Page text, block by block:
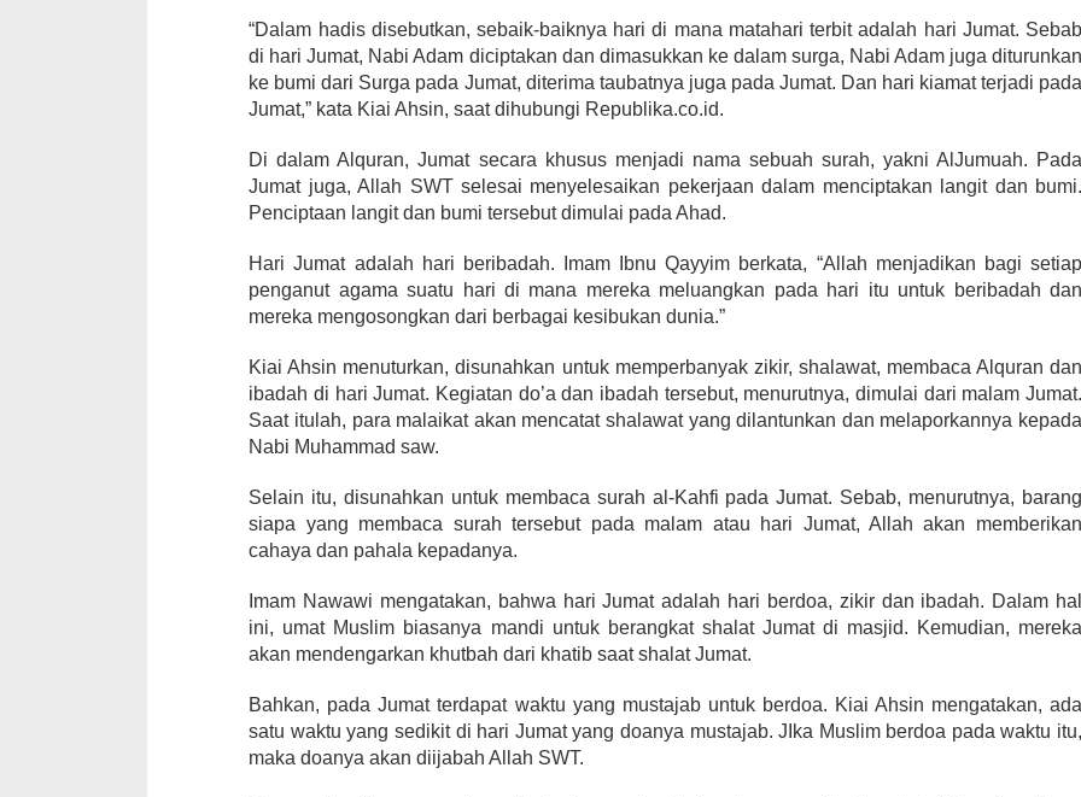
“Dalam hadis disebutkan, sebaik-baiknya hari di mana matahari terbit adalah hari Jumat. Sebab
di hari Jumat, Nabi Adam diciptakan dan dimasukkan ke dalam surga, Nabi Adam juga diturunkan
ke bumi dari Surga pada Jumat, diterima taubatnya juga pada Jumat. Dan hari kiamat terjadi pada
Jumat,” kata Kiai Ahsin, saat dihubungi Republika.co.id.
Di dalam Alquran, Jumat secara khusus menjadi nama sebuah surah, yakni AlJumuah. Pada
Jumat juga, Allah SWT selesai menyelesaikan pekerjaan dalam menciptakan langit dan bumi.
Penciptaan langit dan bumi tersebut dimulai pada Ahad.
Hari Jumat adalah hari beribadah. Imam Ibnu Qayyim berkata, “Allah menjadikan bagi setiap
penganut agama suatu hari di mana mereka meluangkan pada hari itu untuk beribadah dan
mereka mengosongkan dari berbagai kesibukan dunia.”
Kiai Ahsin menuturkan, disunahkan untuk memperbanyak zikir, shalawat, membaca Alquran dan
ibadah di hari Jumat. Kegiatan do’a dan ibadah tersebut, menurutnya, dimulai dari malam Jumat.
Saat itulah, para malaikat akan mencatat shalawat yang dilantunkan dan melaporkannya kepada
Nabi Muhammad saw.
Selain itu, disunahkan untuk membaca surah al-Kahfi pada Jumat. Sebab, menurutnya, barang
siapa yang membaca surah tersebut pada malam atau hari Jumat, Allah akan memberikan
cahaya dan pahala kepadanya.
Imam Nawawi mengatakan, bahwa hari Jumat adalah hari berdoa, zikir dan ibadah. Dalam hal
ini, umat Muslim biasanya mandi untuk berangkat shalat Jumat di masjid. Kemudian, mereka
akan mendengarkan khutbah dari khatib saat shalat Jumat.
Bahkan, pada Jumat terdapat waktu yang mustajab untuk berdoa. Kiai Ahsin mengatakan, ada
satu waktu yang sedikit di hari Jumat yang doanya mustajab. JIka Muslim berdoa pada waktu itu,
maka doanya akan diijabah Allah SWT.